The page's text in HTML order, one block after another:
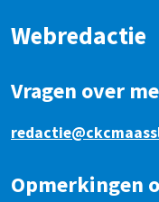
Webredactie
Vragen over
Opmerkingen